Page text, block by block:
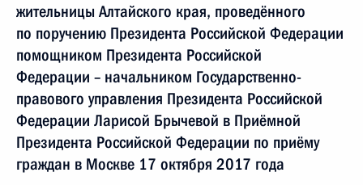
жительницы Алтайского края, проведённого
по поручению Президента Российской Федерации
помощником Президента Российской
Федерации – начальником Государственно-
правового управления Президента Российской
Федерации Ларисой Брычевой в Приёмной
Президента Российской Федерации по приёму
граждан в Москве 17 октября 2017 года